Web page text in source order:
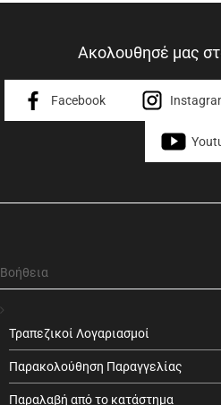
Ακολουθησέ μας
Facebook
Βοήθεια
Τραπεζικοί Λογαριασμοί
Παρακολούθηση Παραγγελίας
Παραλαβή από το κατάστημα